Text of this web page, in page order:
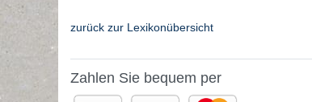
zurück zur Lexikonübersicht
Zahlen Sie bequem per